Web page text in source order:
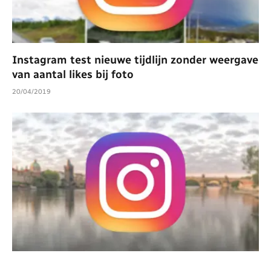
Instagram test nieuwe tijdlijn zonder weergave
van aantal likes bij foto
20/04/2019